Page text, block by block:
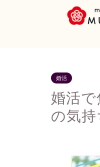
婚活
婚活
の気